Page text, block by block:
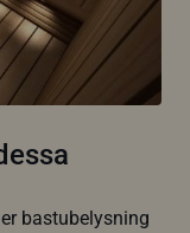
bastubelysning